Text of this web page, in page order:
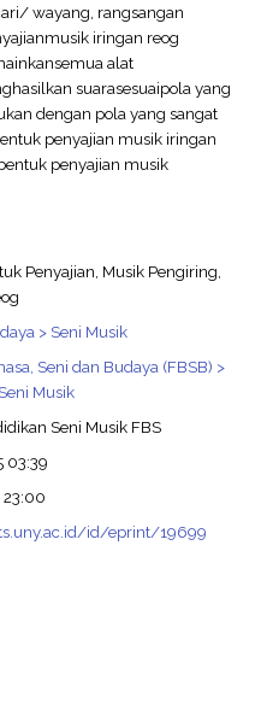
wayang, rangsangan
iringan reog
alat
suarasesuaipola yang
dengan pola yang sangat
penyajian musik iringan
penyajian musik
Penyajian, Musik Pengiring,
> Seni Musik
Seni dan Budaya (FBSB) >
Musik
Seni Musik FBS
03:39
23:00
id/eprint/19699